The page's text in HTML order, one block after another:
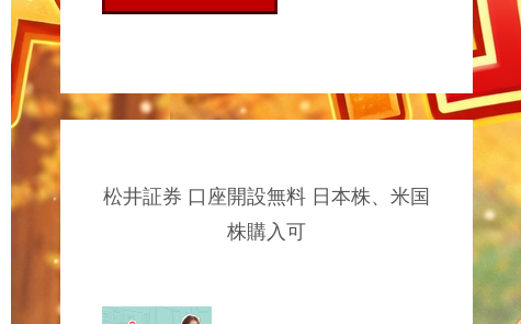
松井証券 口座開設無料 日本株、米国
株購入可